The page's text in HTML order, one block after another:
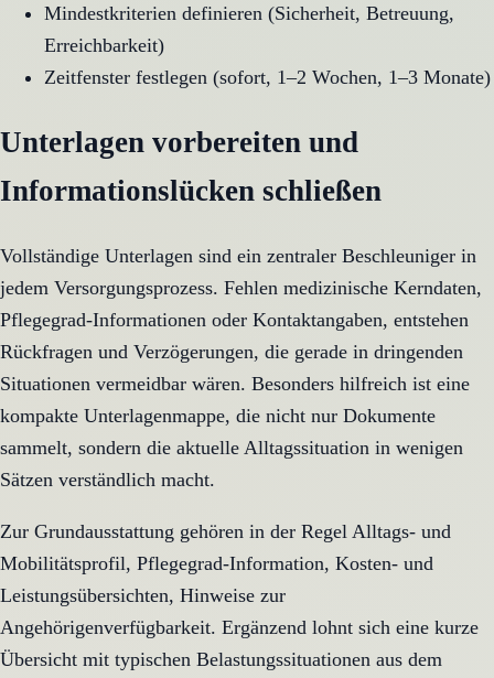
Mindestkriterien definieren (Sicherheit, Betreuung,
Erreichbarkeit)
Zeitfenster festlegen (sofort, 1–2 Wochen, 1–3 Monate)
Unterlagen vorbereiten und
Informationslücken schließen
Vollständige Unterlagen sind ein zentraler Beschleuniger in
jedem Versorgungsprozess. Fehlen medizinische Kerndaten,
Pflegegrad-Informationen oder Kontaktangaben, entstehen
Rückfragen und Verzögerungen, die gerade in dringenden
Situationen vermeidbar wären. Besonders hilfreich ist eine
kompakte Unterlagenmappe, die nicht nur Dokumente
sammelt, sondern die aktuelle Alltagssituation in wenigen
Sätzen verständlich macht.
Zur Grundausstattung gehören in der Regel Alltags- und
Mobilitätsprofil, Pflegegrad-Information, Kosten- und
Leistungsübersichten, Hinweise zur
Angehörigenverfügbarkeit. Ergänzend lohnt sich eine kurze
Übersicht mit typischen Belastungssituationen aus dem